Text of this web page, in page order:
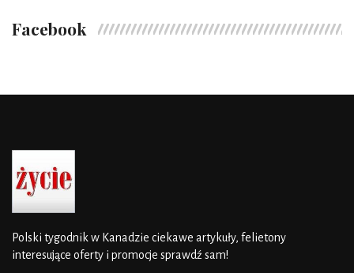
Facebook
Polski tygodnik w Kanadzie ciekawe artykuły, felietony
interesujące oferty i promocje sprawdź sam!